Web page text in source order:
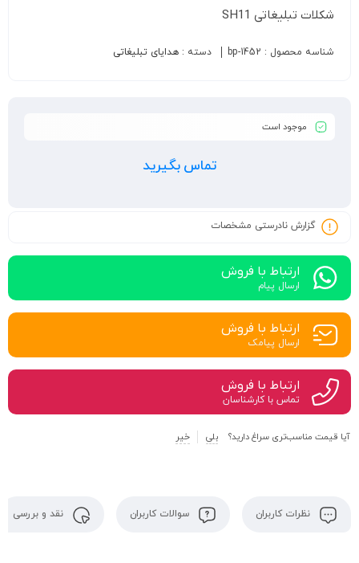
شکلات تبلیغاتی SH11
شناسه محصول : bp-1452 دسته : هدایای تبلیغاتی
موجود است
تماس بگیرید
گزارش نادرستی مشخصات
ارتباط با فروش
ارسال پیام
ارتباط با فروش
ارسال پیامک
ارتباط با فروش
تماس با کارشناسان
آیا قیمت مناسب‌تری سراغ دارید؟ بلی خیر
نظرات کاربران سوالات کاربران نقد و بررسی